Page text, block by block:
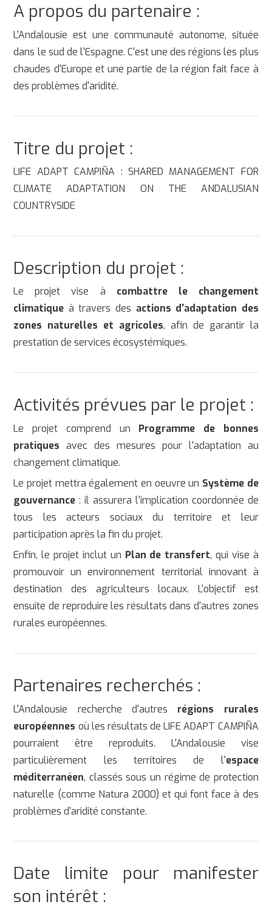
A propos du partenaire :
L'Andalousie est une communauté autonome, située
dans le sud de l'Espagne. C'est une des régions les plus
chaudes d'Europe et une partie de la région fait face à
des problèmes d'aridité.
Titre du projet :
LIFE ADAPT CAMPIÑA : SHARED MANAGEMENT FOR
CLIMATE ADAPTATION ON THE ANDALUSIAN
COUNTRYSIDE
Description du projet :
Le projet vise à combattre le changement
climatique à travers des actions d'adaptation des
zones naturelles et agricoles, afin de garantir la
prestation de services écosystémiques.
Activités prévues par le projet :
Le projet comprend un Programme de bonnes
pratiques avec des mesures pour l'adaptation au
changement climatique.
Le projet mettra également en oeuvre un Système de
gouvernance : il assurera l'implication coordonnée de
tous les acteurs sociaux du territoire et leur
participation après la fin du projet.
Enfin, le projet inclut un Plan de transfert, qui vise à
promouvoir un environnement territorial innovant à
destination des agriculteurs locaux. L'objectif est
ensuite de reproduire les résultats dans d'autres zones
rurales européennes.
Partenaires recherchés :
L'Andalousie recherche d'autres régions rurales
européennes où les résultats de LIFE ADAPT CAMPIÑA
pourraient être reproduits. L'Andalousie vise
particulièrement les territoires de l'espace
méditerranéen, classés sous un régime de protection
naturelle (comme Natura 2000) et qui font face à des
problèmes d'aridité constante.
Date limite pour manifester
son intérêt :